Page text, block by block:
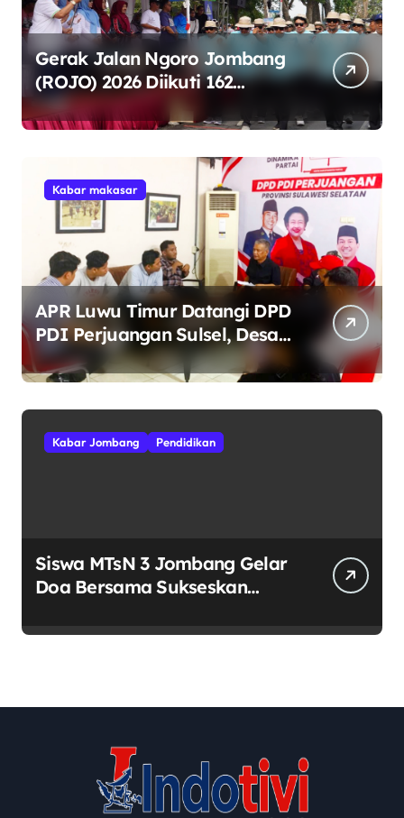
Gerak Jalan Ngoro Jombang
(ROJO) 2026 Diikuti 162
Peserta, Bupati Jombang
Tekankan Disiplin dan
Kabar makasar
APR Luwu Timur Datangi DPD
PDI Perjuangan Sulsel, Desak
Evaluasi Ketua DPRD Lutim
Kabar Jombang Pendidikan
Siswa MTsN 3 Jombang Gelar
Doa Bersama Sukseskan
Tambakberas